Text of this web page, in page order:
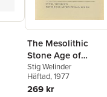
The Mesolithic
Stone Age of
Eastern Middle
Sweden
Stig Welinder
Häftad, 1977
269 kr